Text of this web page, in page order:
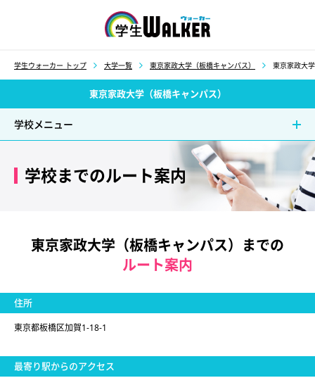
学生ウォーカー トップ 大学一覧 東京家政大学（板橋キャンパス） 東京家政大
東京家政大学（板橋キャンパス）
学校メニュー
学校までのルート案内
東京家政大学（板橋キャンパス）までの
ルート案内
住所
東京都板橋区加賀1-18-1
最寄り駅からのアクセス